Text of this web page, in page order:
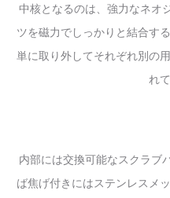
中核となるのは、強力なネオ
ツを磁力でしっかりと結合す
単に取り外してそれぞれ別の
れ
内部には交換可能なスクラブ
ば焦げ付きにはステンレスメ